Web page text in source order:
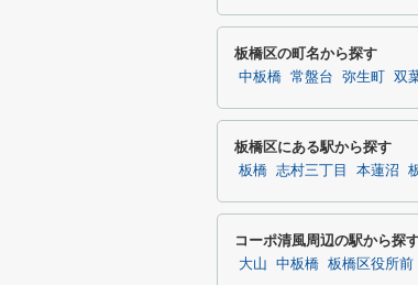
板橋区の町名から探す
中板橋 常盤台 弥生町 双
板橋区にある駅から探す
板橋 志村三丁目 本蓮沼
コーポ清風周辺の駅から探
大山 中板橋 板橋区役所前